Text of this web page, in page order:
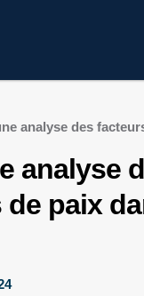
analyse des
analyse
paix